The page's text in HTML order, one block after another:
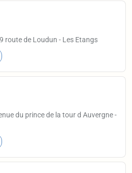
route de Loudun - Les Etangs
du prince de la tour d Auvergne -